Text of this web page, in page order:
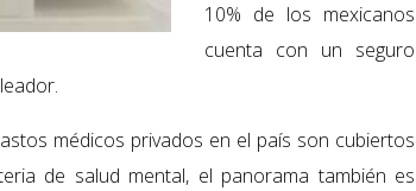
10% de los mexicanos
cuenta con un seguro
médicos privados en el país son cubiertos
de salud mental, el panorama también es